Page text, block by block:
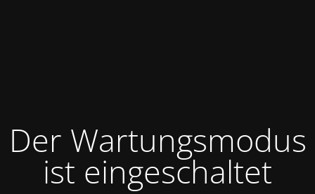
Der Wartungsmodus
ist eingeschaltet